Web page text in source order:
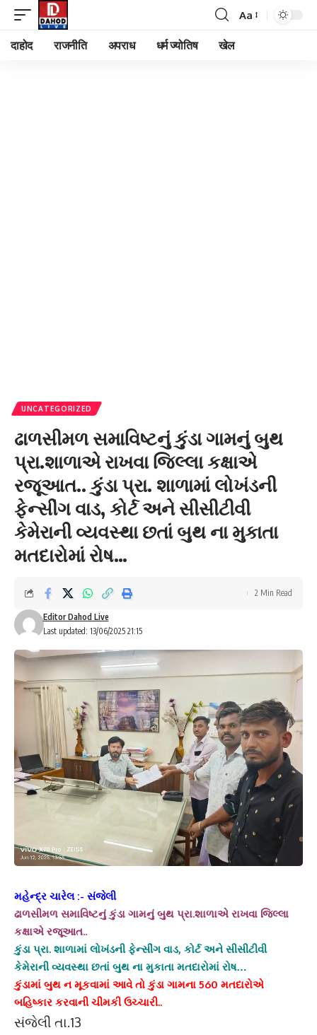
Font
Aa
दाहोद राजनीति अपराध धर्म ज्योतिष खेल
UNCATEGORIZED
ઢાળસીમળ સમાવિષ્ટનું કુંડા ગામનું બુથ
પ્રા.શાળાએ રાખવા જિલ્લા કક્ષાએ
રજૂઆત.. કુંડા પ્રા. શાળામાં લોખંડની
ફેન્સીંગ વાડ, કોર્ટ અને સીસીટીવી
કેમેરાની વ્યવસ્થા છતાં બુથ ના મુકાતા
મતદારોમાં રોષ…
Last updated: 13/06/2025 21:15
Editor Dahod Live
2 Min Read
મહેન્દ્ર ચારેલ :- સંજેલી
ઢાળસીમળ સમાવિષ્ટનું કુંડા ગામનું બુથ પ્રા.શાળાએ રાખવા જિલ્લા
કક્ષાએ રજૂઆત..
કુંડા પ્રા. શાળામાં લોખંડની ફેન્સીંગ વાડ, કોર્ટ અને સીસીટીવી
કેમેરાની વ્યવસ્થા છતાં બુથ ના મુકાતા મતદારોમાં રોષ…
કુંડામાં બુથ ન મૂકવામાં આવે તો કુંડા ગામના 560 મતદારોએ
બહિષ્કાર કરવાની ચીમકી ઉચ્ચારી..
સંજેલી તા.13